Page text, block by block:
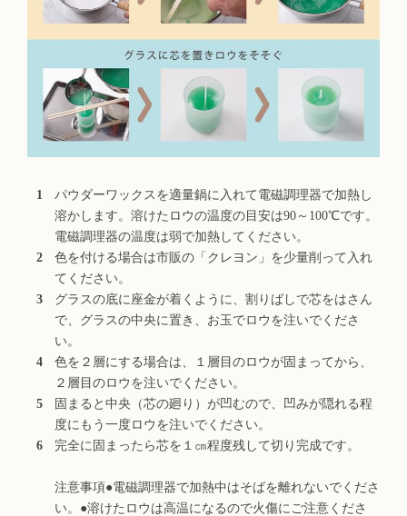
パウダーワックスを適量鍋に入れて電磁調理器で加熱し
溶かします。溶けたロウの温度の目安は90～100℃です。
電磁調理器の温度は弱で加熱してください。
色を付ける場合は市販の「クレヨン」を少量削って入れ
てください。
グラスの底に座金が着くように、割りばしで芯をはさん
で、グラスの中央に置き、お玉でロウを注いでくださ
い。
色を２層にする場合は、１層目のロウが固まってから、
２層目のロウを注いでください。
固まると中央（芯の廻り）が凹むので、凹みが隠れる程
度にもう一度ロウを注いでください。
完全に固まったら芯を１㎝程度残して切り完成です。
注意事項●電磁調理器で加熱中はそばを離れないでくださ
い。●溶けたロウは高温になるので火傷にご注意くださ